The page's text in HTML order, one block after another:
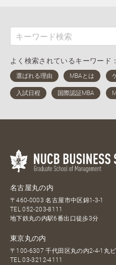
よく検索されているキーワード：
名古屋丸の内
〒460-0003 名古屋市中区錦1-3-1
TEL052-203-8111
地下鉄丸の内駅6番出口徒歩3分
東京丸の内
〒100-6307 千代田区丸の内2-4-1丸
TEL03-3212-4111